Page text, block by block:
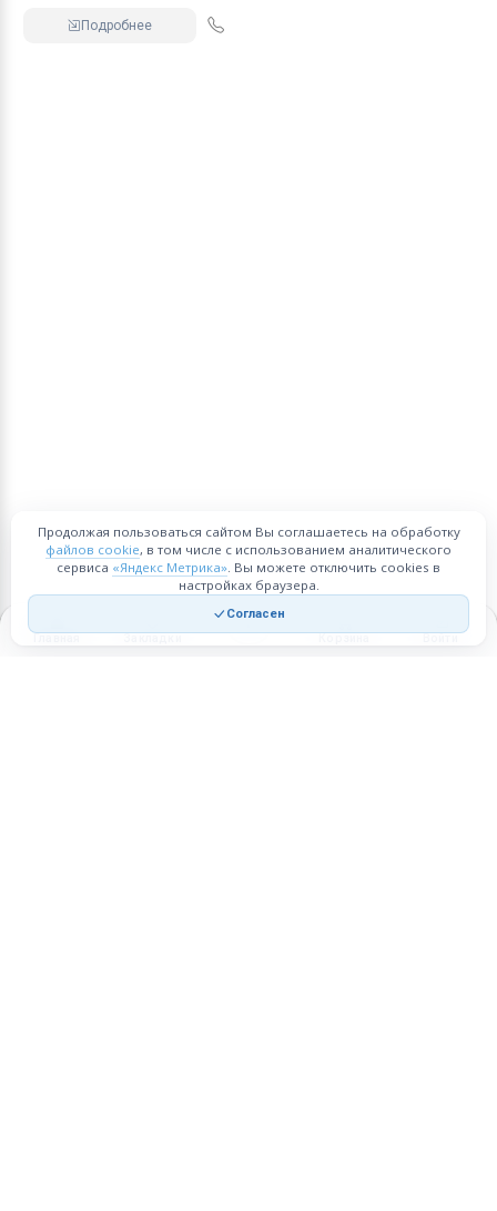
Подробнее
Главная Закладки Корзина Войти
Продолжая пользоваться сайтом Вы соглашаетесь на обработку
файлов cookie, в том числе с использованием аналитического
сервиса «Яндекс Метрика». Вы можете отключить cookies в
настройках браузера.
Согласен